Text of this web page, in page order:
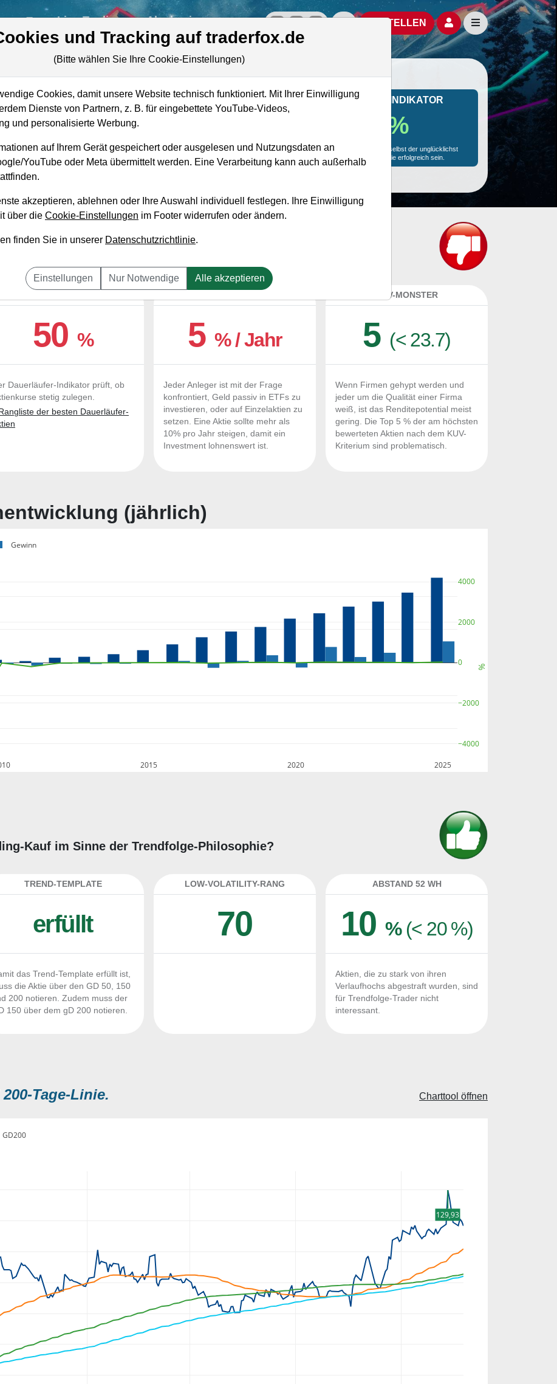
Live-Trading Akademie offizielle Social Media-AccountsAktien- und Artikelsuche öffnen
BESTELLEN Seitennavigation
Marktkapitalisierung 24,09 Mrd. USD
Unternehmenswert
Umsatz 5,14 Mrd. USD
MONKEY-TRADER INDIKATOR
73.4 %
Mit 73.4 % Wahrscheinlichkeit wird selbst der unglücklichst
agierende Trader mit dieser Aktie erfolgreich sein.
und Liegenlassen geeignet?
50 %
Dauerläufer-Indikator prüft, ob
stetig zulegen.
Rangliste der besten Dauerläufer-
5% / Jahr
Jeder Anleger ist mit der Frage
konfrontiert, Geld passiv in ETFs zu
investieren, oder auf Einzelaktien zu
setzen. Eine Aktie sollte mehr als
10% pro Jahr steigen, damit ein
Investment lohnenswert ist.
KUV-MONSTER
5 (< 23.7)
Wenn Firmen gehypt werden und
jeder um die Qualität einer Firma
weiß, ist das Renditepotential meist
gering. Die Top 5 % der am höchsten
bewerteten Aktien nach dem KUV-
Kriterium sind problematisch.
(jährlich)
2015 2020 2025
−4000
−2000
0
2000
4000
Gewinn
%
Kauf im Sinne der Trendfolge-Philosophie?
TREND-TEMPLATE
erfüllt
das Trend-Template erfüllt ist,
die Aktie über den GD 50, 150
200 notieren. Zudem muss der
150 über dem gD 200 notieren.
LOW-VOLATILITY-RANG
70
ABSTAND 52 WH
10% (< 20 %)
Aktien, die zu stark von ihren
Verlaufhochs abgestraft wurden, sind
für Trendfolge-Trader nicht
interessant.
Tage-Linie. Charttool öffnen
GD200
129,93
und Tracking auf traderfox.de
(Bitte wählen Sie Ihre Cookie-Einstellungen)
Cookies, damit unsere Website technisch funktioniert. Mit Ihrer Einwilligung
Dienste von Partnern, z. B. für eingebettete YouTube-Videos,
und personalisierte Werbung.
auf Ihrem Gerät gespeichert oder ausgelesen und Nutzungsdaten an
YouTube oder Meta übermittelt werden. Eine Verarbeitung kann auch außerhalb
akzeptieren, ablehnen oder Ihre Auswahl individuell festlegen. Ihre Einwilligung
über die Cookie-Einstellungen im Footer widerrufen oder ändern.
finden Sie in unserer Datenschutzrichtlinie.
Einstellungen Nur Notwendige Alle akzeptieren